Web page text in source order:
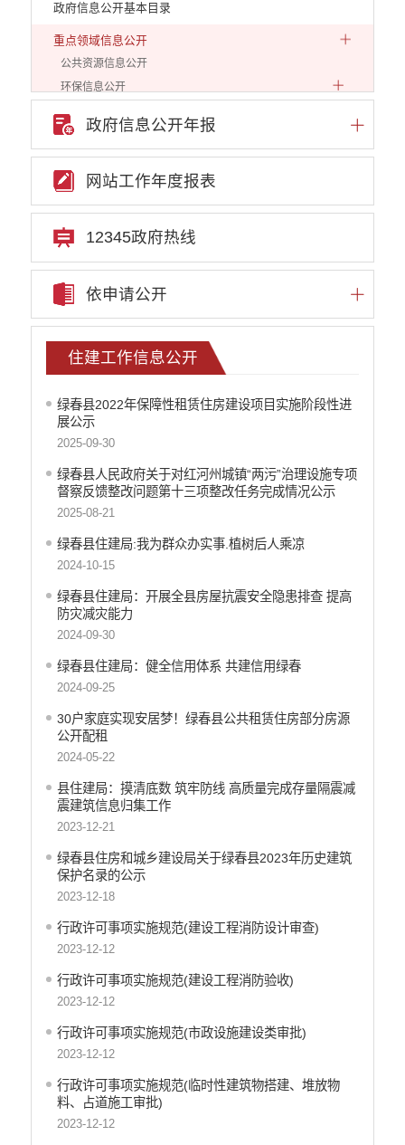
政府信息公开基本目录
重点领域信息公开
公共资源信息公开
环保信息公开
发展和改革信息公开
教育教学信息公开
安全生产信息公开
市场监管信息公开
住建工作信息公开
文化和旅游工作信息公开
民政工作信息公开
审计结果公示
人社信息公开
新闻发布
社会公益事业建设
政府债务信息公开
财政预决算公开
人大建议和政协提案
机构职能
权责清单
行政许可
行政处罚和行政强制
行政事业性收费
政府集中采购
重大决策预公开
减税降费
财政资金直达基层
涉农补贴
稳岗就业
社会救助
养老服务
生态环境
产品质量
公共文化服务
义务教育
政府信息公开年报
网站工作年度报表
12345政府热线
依申请公开
住建工作信息公开
绿春县2022年保障性租赁住房建设项目实施阶段性进
展公示
2025-09-30
绿春县人民政府关于对红河州城镇“两污”治理设施专项
督察反馈整改问题第十三项整改任务完成情况公示
2025-08-21
绿春县住建局:我为群众办实事.植树后人乘凉
2024-10-15
绿春县住建局：开展全县房屋抗震安全隐患排查 提高
防灾减灾能力
2024-09-30
绿春县住建局：健全信用体系 共建信用绿春
2024-09-25
30户家庭实现安居梦！绿春县公共租赁住房部分房源
公开配租
2024-05-22
县住建局：摸清底数 筑牢防线 高质量完成存量隔震减
震建筑信息归集工作
2023-12-21
绿春县住房和城乡建设局关于绿春县2023年历史建筑
保护名录的公示
2023-12-18
行政许可事项实施规范(建设工程消防设计审查)
2023-12-12
行政许可事项实施规范(建设工程消防验收)
2023-12-12
行政许可事项实施规范(市政设施建设类审批)
2023-12-12
行政许可事项实施规范(临时性建筑物搭建、堆放物
料、占道施工审批)
2023-12-12